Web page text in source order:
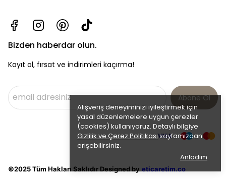
Alışveriş deneyiminizi iyileştirmek için
yasal düzenlemelere uygun çerezler
(cookies) kullanıyoruz. Detaylı bilgiye
Gizlilik ve Çerez Politikasısayfamızdan
erişebilirsiniz.
Anladım
Bizden haberdar olun.
Kayıt ol, fırsat ve indirimleri kaçırma!
Abone Ol
©2025 Tüm Hakları Saklıdır Designed by eticaretim.co